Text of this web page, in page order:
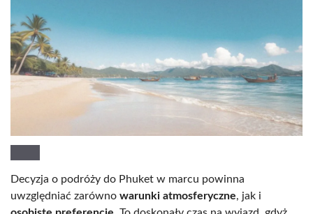
Decyzja o podróży do Phuket w marcu powinna
uwzględniać zarówno warunki atmosferyczne, jak i